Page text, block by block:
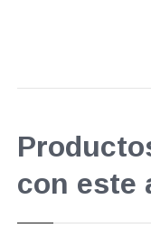
con este